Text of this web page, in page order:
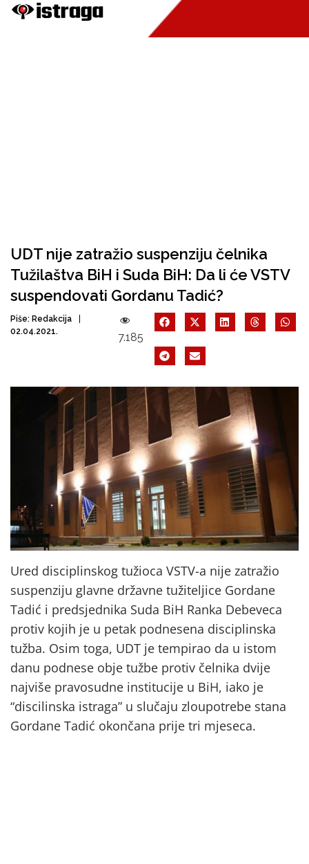
UDT nije zatražio suspenziju čelnika
Tužilaštva BiH i Suda BiH: Da li će VSTV
suspendovati Gordanu Tadić?
Piše: Redakcija
02.04.2021.
7.185
Ured disciplinskog tužioca VSTV-a nije zatražio
suspenziju glavne državne tužiteljice Gordane
Tadić i predsjednika Suda BiH Ranka Debeveca
protiv kojih je u petak podnesena disciplinska
tužba. Osim toga, UDT je tempirao da u istom
danu podnese obje tužbe protiv čelnika dvije
najviše pravosudne institucije u BiH, iako je
“discilinska istraga” u slučaju zloupotrebe stana
Gordane Tadić okončana prije tri mjeseca.